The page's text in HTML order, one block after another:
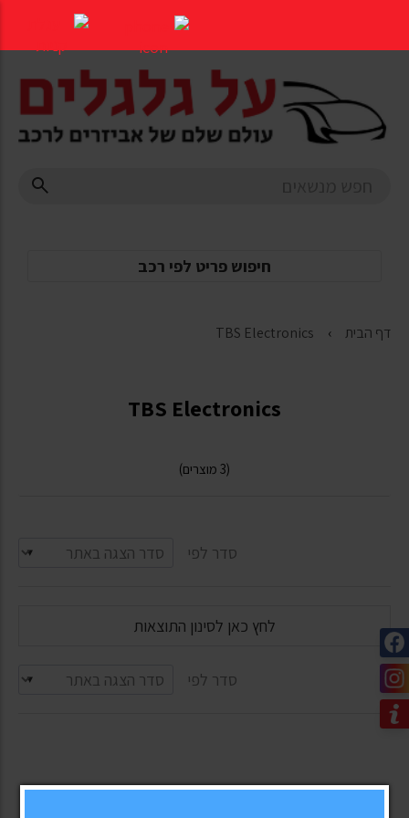
העמוד
חיפוש פריט לפי רכב
דף הבית TBS Electronics
TBS Electronics
(3 מוצרים)
סדר לפי
לחץ כאן לסינון התוצאות
סדר לפי